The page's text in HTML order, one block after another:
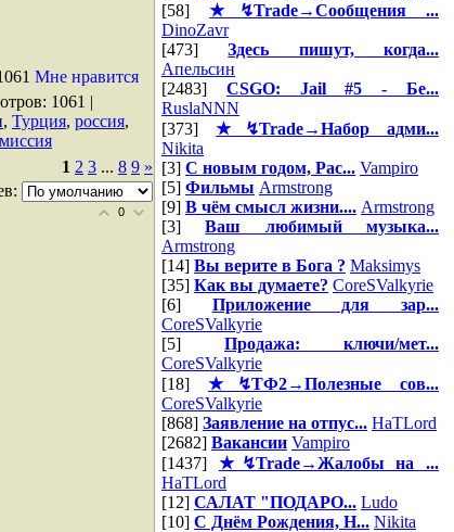
Мне нравится
: 1061 |
, Турция, россия,
1 2 3 ... 8 9 »
0
[58] ★↯Trade→Сообщения ...
DinoZavr
[473]Здесь пишут, когда...
Апельсин
[2483] CSGO: Jail #5 - Бе...
RuslaNNN
[373]★↯Trade→Набор адми...
Nikita
[3] С новым годом, Рас... Vampiro
[5] Фильмы Armstrong
[9] В чём смысл жизни.... Armstrong
[3]Ваш любимый музыка...
Armstrong
[14] Вы верите в Бога ? Maksimys
[35] Как вы думаете? CoreSValkyrie
[6] Приложение для зар...
CoreSValkyrie
[5] Продажа: ключи/мет...
CoreSValkyrie
[18] ★↯ТФ2→Полезные сов...
CoreSValkyrie
[868] Заявление на отпус... HaTLord
[2682] Вакансии Vampiro
[1437] ★↯Trade→Жалобы на ...
HaTLord
[12] САЛАТ "ПОДАРО... Ludo
[10] С Днём Рождения, Н... Nikita